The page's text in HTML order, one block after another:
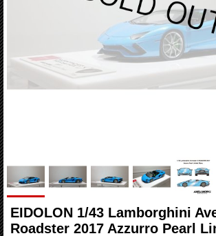
EIDOLON 1/43 Lamborghini
Roadster 2017 Azzurro Pearl